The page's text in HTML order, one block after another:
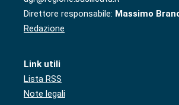
Direttore responsabile: Massimo
Redazione
Link utili
Lista RSS
Note legali